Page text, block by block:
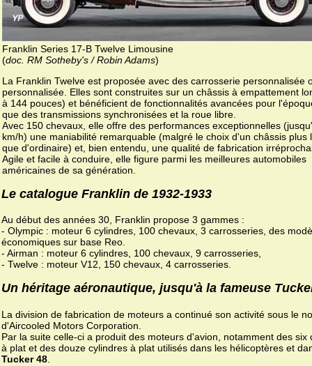
Franklin Series 17-B Twelve Limousine
(doc. RM Sotheby's / Robin Adams)
La Franklin Twelve est proposée avec des carrosserie personnalisée
personnalisée. Elles sont construites sur un châssis à empattement
à 144 pouces) et bénéficient de fonctionnalités avancées pour
que des transmissions synchronisées et la roue libre.
Avec 150 chevaux, elle offre des performances exceptionnelles
km/h) une maniabilité remarquable (malgré le choix d'un châssis plus
que d'ordinaire) et, bien entendu, une qualité de fabrication
Agile et facile à conduire, elle figure parmi les meilleures automobiles
américaines de sa génération.
Le catalogue Franklin de 1932-1933
Au début des années 30, Franklin propose 3 gammes :
- Olympic : moteur 6 cylindres, 100 chevaux, 3 carrosseries, des
économiques sur base Reo.
- Airman : moteur 6 cylindres, 100 chevaux, 9 carrosseries,
- Twelve : moteur V12, 150 chevaux, 4 carrosseries.
Un héritage aéronautique, jusqu'à la fameuse
La division de fabrication de moteurs a continué son activité sous le
d'Aircooled Motors Corporation.
Par la suite celle-ci a produit des moteurs d'avion, notamment des six
à plat et des douze cylindres à plat utilisés dans les hélicoptères et
Tucker 48